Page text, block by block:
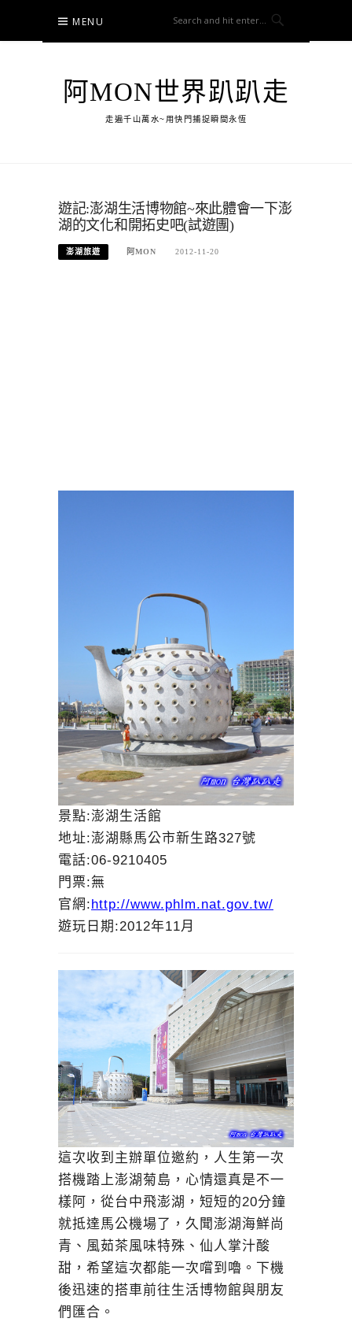
content
MENU
阿MON世界趴趴走
走遍千山萬水~用快門捕捉瞬間永恆
遊記:澎湖生活博物館~來此體會一下澎
湖的文化和開拓史吧(試遊團)
澎湖旅遊 阿MON 2012-11-20
景點:澎湖生活館
地址:澎湖縣馬公市新生路327號
電話:06-9210405
門票:無
官網: http://www.phlm.nat.gov.tw/
遊玩日期:2012年11月
這次收到主辦單位邀約，人生第一次
搭機踏上澎湖菊島，心情還真是不一
樣阿，從台中飛澎湖，短短的20分鐘
就抵達馬公機場了，久聞澎湖海鮮尚
青、風茹茶風味特殊、仙人掌汁酸
甜，希望這次都能一次嚐到嚕。下機
後迅速的搭車前往生活博物館與朋友
們匯合。